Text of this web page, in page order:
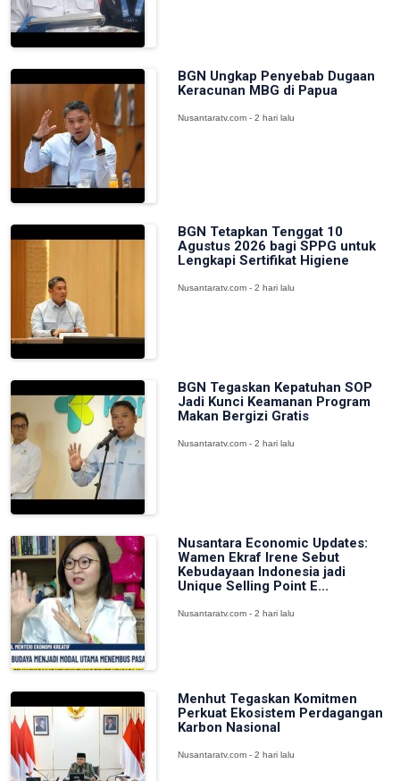
BGN Ungkap Penyebab Dugaan
Keracunan MBG di Papua
Nusantaratv.com - 2 hari lalu
BGN Tetapkan Tenggat 10
Agustus 2026 bagi SPPG untuk
Lengkapi Sertifikat Higiene
Nusantaratv.com - 2 hari lalu
BGN Tegaskan Kepatuhan SOP
Jadi Kunci Keamanan Program
Makan Bergizi Gratis
Nusantaratv.com - 2 hari lalu
Nusantara Economic Updates:
Wamen Ekraf Irene Sebut
Kebudayaan Indonesia jadi
Unique Selling Point E...
Nusantaratv.com - 2 hari lalu
Menhut Tegaskan Komitmen
Perkuat Ekosistem Perdagangan
Karbon Nasional
Nusantaratv.com - 2 hari lalu